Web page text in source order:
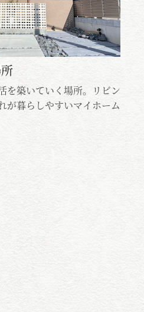
を築いていく場所。リビン
が暮らしやすいマイホーム